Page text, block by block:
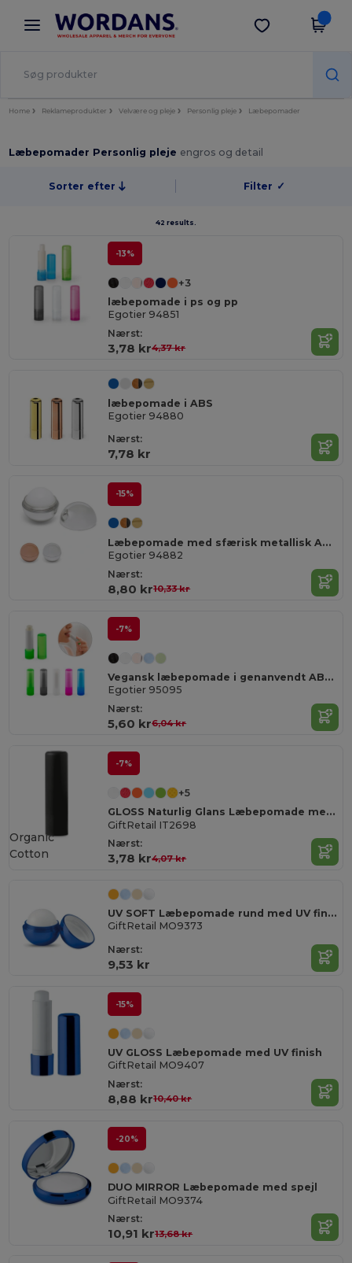
× Wordans-app
Bedre priser i appen!
Hent app
Home Reklameprodukter Velvære og pleje Personlig pleje Læbepomader
Læbepomader Personlig pleje engros og detail
Sorter efter Filter ✓
42 results.
-13%
+3
læbepomade i ps og pp
Egotier 94851
Nærst:
3,78 kr4,37 kr
læbepomade i ABS
Egotier 94880
Nærst:
7,78 kr
-15%
Læbepomade med sfærisk metallisk ABS emballage
Egotier 94882
Nærst:
8,80 kr10,33 kr
-7%
Vegansk læbepomade i genanvendt ABS (100% rABS) og PP, med vaniljesmag
Egotier 95095
Nærst:
5,60 kr6,04 kr
-7%
+5
GLOSS Naturlig Glans Læbepomade med SPF10 Beskyttelse
GiftRetail IT2698
Nærst:
3,78 kr4,07 kr
Organic
Cotton
UV SOFT Læbepomade rund med UV finish
GiftRetail MO9373
Nærst:
9,53 kr
-15%
UV GLOSS Læbepomade med UV finish
GiftRetail MO9407
Nærst:
8,88 kr10,40 kr
-20%
DUO MIRROR Læbepomade med spejl
GiftRetail MO9374
Nærst:
10,91 kr13,68 kr